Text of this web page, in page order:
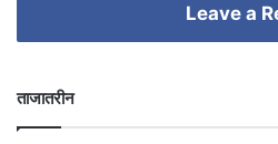
Leave a
ताजातरीन